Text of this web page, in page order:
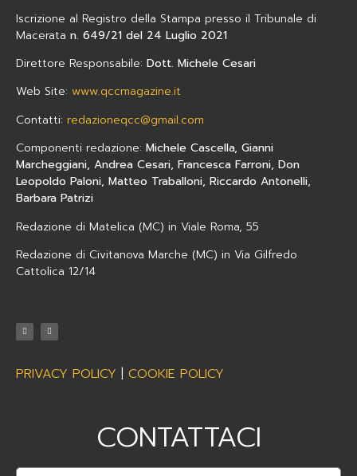
Iscrizione al Registro della Stampa presso il Tribunale di
Macerata n. 649/21 del 24 Luglio 2021
Direttore Responsabile: Dott. Michele Cesari
Web Site: www.qccmagazine.it
Contatti: redazioneqcc@gmail.com
Componenti redazione: Michele Cascella, Gianni
Marcheggiani, Andrea Cesari, Francesca Farroni, Don
Leopoldo Paloni, Matteo Traballoni, Riccardo Antonelli,
Barbara Patrizi
Redazione di Matelica (MC) in Viale Roma, 55
Redazione di Civitanova Marche (MC) in Via Gilfredo
Cattolica 12/14
PRIVACY POLICY COOKIE POLICY
CONTATTACI